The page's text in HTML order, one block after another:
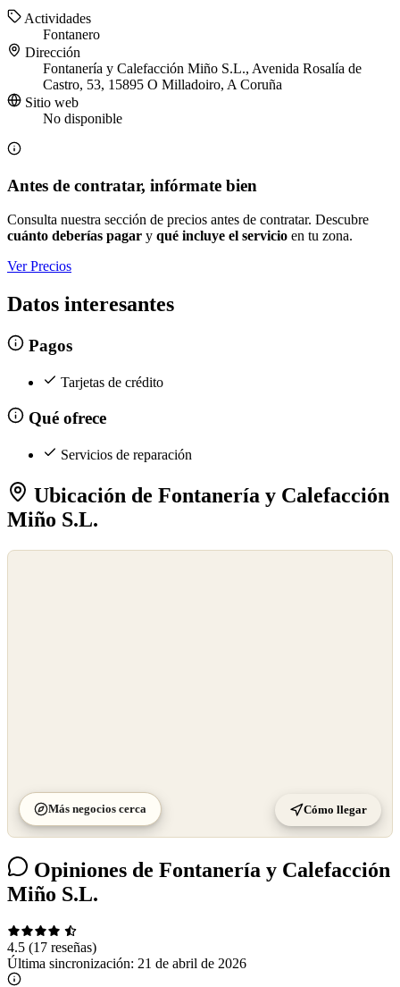
Actividades
Fontanero
Dirección
Fontanería y Calefacción Miño S.L., Avenida Rosalía de
Castro, 53, 15895 O Milladoiro, A Coruña
Sitio web
No disponible
Antes de contratar, infórmate bien
Consulta nuestra sección de precios antes de contratar. Descubre
cuánto deberías pagar y qué incluye el servicio en tu zona.
Ver Precios
Datos interesantes
Pagos
Tarjetas de crédito
Qué ofrece
Servicios de reparación
Ubicación de Fontanería y Calefacción
Miño S.L.
Más negocios cerca Cómo llegar
Opiniones de Fontanería y Calefacción
Miño S.L.
4.5 (17 reseñas)
Última sincronización: 21 de abril de 2026